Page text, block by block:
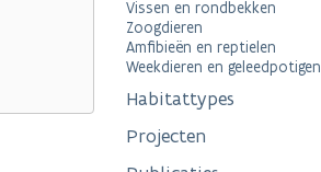
Vissen en rondbekken
Zoogdieren
Amfibieën en reptielen
Weekdieren en geleedpotigen
Habitattypes
Projecten